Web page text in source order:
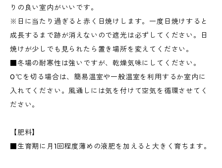
りの良い室内がいいです。
※日に当たり過ぎると赤く日焼けします。一度日焼けすると
成長するまで跡が消えないので遮光は必ずしてください。日
焼けが少しでも見られたら置き場所を変えてください。
■冬場の耐寒性は強いですが、乾燥気味にしてください。
0℃を切る場合は、簡易温室や一般温室を利用するか室内に
入れてください。風通しには気を付けて空気を循環させてく
ださい。
【肥料】
■生育期に月1回程度薄めの液肥を加えると大きく育ちます。